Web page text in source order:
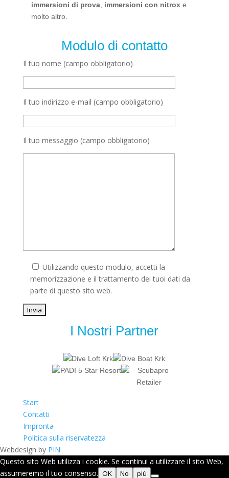
immersioni di prova, immersioni con nitroxe
molto altro.
Modulo di contatto
Il tuo nome (campo obbligatorio)
Il tuo indirizzo e-mail (campo obbligatorio)
Il tuo messaggio (campo obbligatorio)
Utilizzando questo modulo, accetti la
memorizzazione e il trattamento dei tuoi dati da
parte di questo sito web.
I Nostri Partner
Start
Contatti
Impronta
Politica sulla riservatezza
Webdesign by PIN
Questo sito Web utilizza i cookie. Se continui a utilizzare il sito Web,
assumeremo il tuo consenso. OK No più